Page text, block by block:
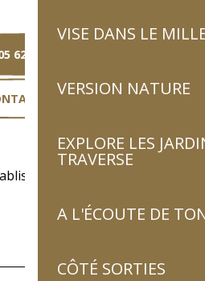
VISE DANS LE
VERSION NATURE
EXPLORE LES
TRAVERSE
A L'ÉCOUTE DE
CÔTÉ SORTIES
62 92 81
NOUS